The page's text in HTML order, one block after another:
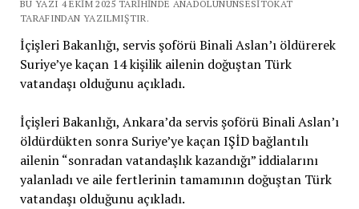
BU YAZI 4 EKIM 2025 TARIHINDE ANADOLUNUNSESITOKAT
TARAFINDAN YAZILMIŞTIR.
İçişleri Bakanlığı, servis şoförü Binali Aslan’ı öldürerek
Suriye’ye kaçan 14 kişilik ailenin doğuştan Türk
vatandaşı olduğunu açıkladı.
İçişleri Bakanlığı, Ankara’da servis şoförü Binali Aslan’ı
öldürdükten sonra Suriye’ye kaçan IŞİD bağlantılı
ailenin “sonradan vatandaşlık kazandığı” iddialarını
yalanladı ve aile fertlerinin tamamının doğuştan Türk
vatandaşı olduğunu açıkladı.